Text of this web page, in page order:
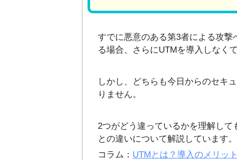
すでに悪意のある第3者による攻
る場合、さらにUTMを導入しなく
しかし、どちらも今日からのセキ
りません。
2つがどう違っているかを理解して
との違いについて解説しています。
コラム： UTMとは？導入のメリッ